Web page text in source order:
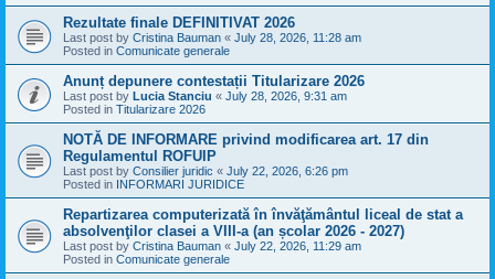
Rezultate finale DEFINITIVAT 2026
Last post by Cristina Bauman « July 28, 2026, 11:28 am
Posted in Comunicate generale
Anunț depunere contestații Titularizare 2026
Last post by Lucia Stanciu « July 28, 2026, 9:31 am
Posted in Titularizare 2026
NOTĂ DE INFORMARE privind modificarea art. 17 din
Regulamentul ROFUIP
Last post by Consilier juridic « July 22, 2026, 6:26 pm
Posted in INFORMARI JURIDICE
Repartizarea computerizată în învăţământul liceal de stat a
absolvenţilor clasei a VIII-a (an școlar 2026 - 2027)
Last post by Cristina Bauman « July 22, 2026, 11:29 am
Posted in Comunicate generale